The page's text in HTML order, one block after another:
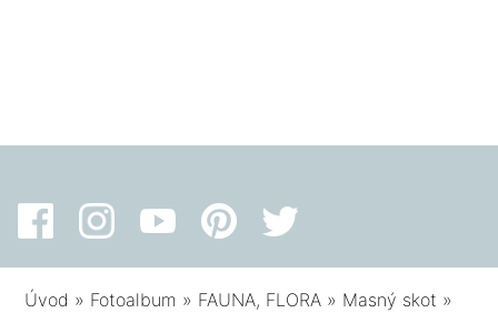
Úvod » Fotoalbum » FAUNA, FLORA » Masný skot »